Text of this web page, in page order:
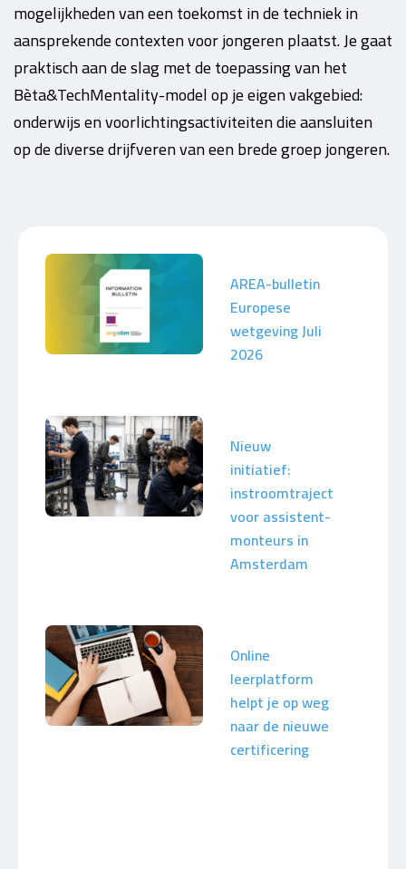
mogelijkheden van een toekomst in de techniek in
aansprekende contexten voor jongeren plaatst. Je gaat
praktisch aan de slag met de toepassing van het
Bèta&TechMentality-model op je eigen vakgebied:
onderwijs en voorlichtingsactiviteiten die aansluiten
op de diverse drijfveren van een brede groep jongeren.
AREA-bulletin
Europese
wetgeving Juli
2026
Nieuw
initiatief:
instroomtraject
voor assistent-
monteurs in
Amsterdam
Online
leerplatform
helpt je op weg
naar de nieuwe
certificering